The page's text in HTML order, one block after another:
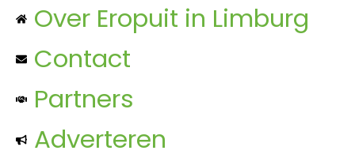
Over Eropuit in Limburg
Contact
Partners
Adverteren